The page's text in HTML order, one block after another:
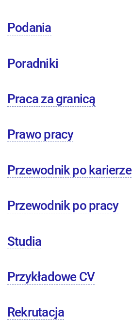
Podania
Poradniki
Praca za granicą
Prawo pracy
Przewodnik po karierze
Przewodnik po pracy
Studia
Przykładowe CV
Rekrutacja